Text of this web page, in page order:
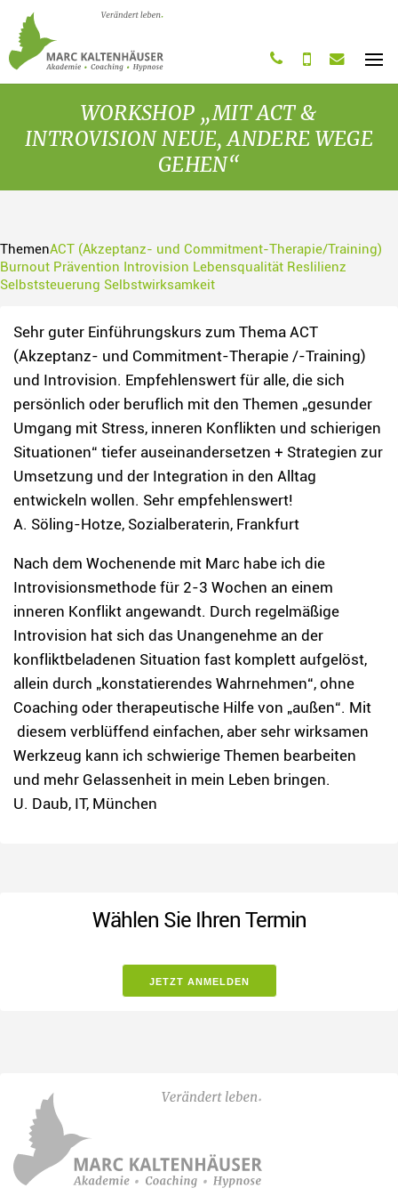
Startseite
MENÜ
WORKSHOP „MIT ACT &
INTROVISION NEUE, ANDERE WEGE
GEHEN“
ThemenACT (Akzeptanz- und Commitment-Therapie/Training)
Burnout Prävention Introvision Lebensqualität Reslilienz
Selbststeuerung Selbstwirksamkeit
Sehr guter Einführungskurs zum Thema ACT
(Akzeptanz- und Commitment-Therapie /-Training)
und Introvision. Empfehlenswert für alle, die sich
persönlich oder beruflich mit den Themen „gesunder
Umgang mit Stress, inneren Konflikten und schierigen
Situationen“ tiefer auseinandersetzen + Strategien zur
Umsetzung und der Integration in den Alltag
entwickeln wollen. Sehr empfehlenswert!
A. Söling-Hotze, Sozialberaterin, Frankfurt
Nach dem Wochenende mit Marc habe ich die
Introvisionsmethode für 2-3 Wochen an einem
inneren Konflikt angewandt. Durch regelmäßige
Introvision hat sich das Unangenehme an der
konfliktbeladenen Situation fast komplett aufgelöst,
allein durch „konstatierendes Wahrnehmen“, ohne
Coaching oder therapeutische Hilfe von „außen“. Mit
diesem verblüffend einfachen, aber sehr wirksamen
Werkzeug kann ich schwierige Themen bearbeiten
und mehr Gelassenheit in mein Leben bringen.
U. Daub, IT, München
Wählen Sie Ihren Termin